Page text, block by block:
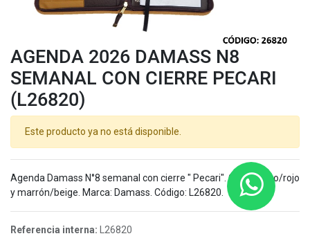
AGENDA 2026 DAMASS N8
SEMANAL CON CIERRE PECARI
(L26820)
Este producto ya no está disponible.
Agenda Damass N°8 semanal con cierre " Pecari". Color negro/rojo
y marrón/beige. Marca: Damass. Código: L26820.
Referencia interna: L26820